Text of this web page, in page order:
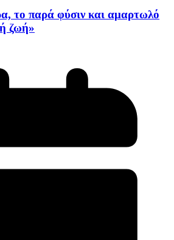
το παρά φύσιν και αμαρτωλό
ζωή»